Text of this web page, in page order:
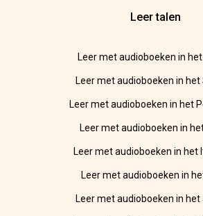
Leer talen
Leer met audioboeken in
Leer met audioboeken in het
Leer met audioboeken in het
Leer met audioboeken in
Leer met audioboeken in het
Leer met audioboeken in
Leer met audioboeken in het